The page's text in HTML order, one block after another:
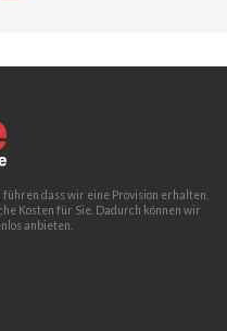
führen dass wir eine Provision erhalten,
Kosten für Sie. Dadurch können wir
anbieten.